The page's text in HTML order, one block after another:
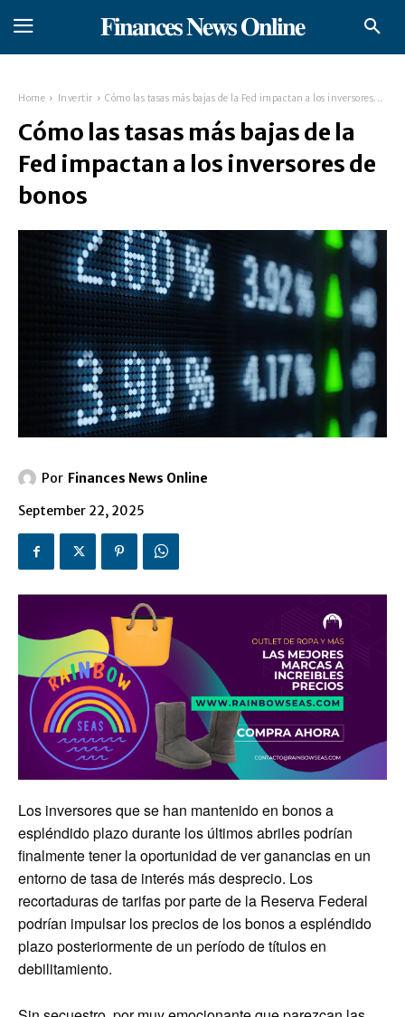
𝐅𝐢𝐧𝐚𝐧𝐜𝐞𝐬 𝐍𝐞𝐰𝐬 𝐎𝐧𝐥𝐢𝐧𝐞
Home Invertir Cómo las tasas más bajas de la Fed impactan a los inversores...
Cómo las tasas más bajas de la
Fed impactan a los inversores de
bonos
Por Finances News Online
September 22, 2025
Los inversores que se han mantenido en bonos a
espléndido plazo durante los últimos abriles podrían
finalmente tener la oportunidad de ver ganancias en un
entorno de tasa de interés más desprecio. Los
recortaduras de tarifas por parte de la Reserva Federal
podrían impulsar los precios de los bonos a espléndido
plazo posteriormente de un período de títulos en
debilitamiento.